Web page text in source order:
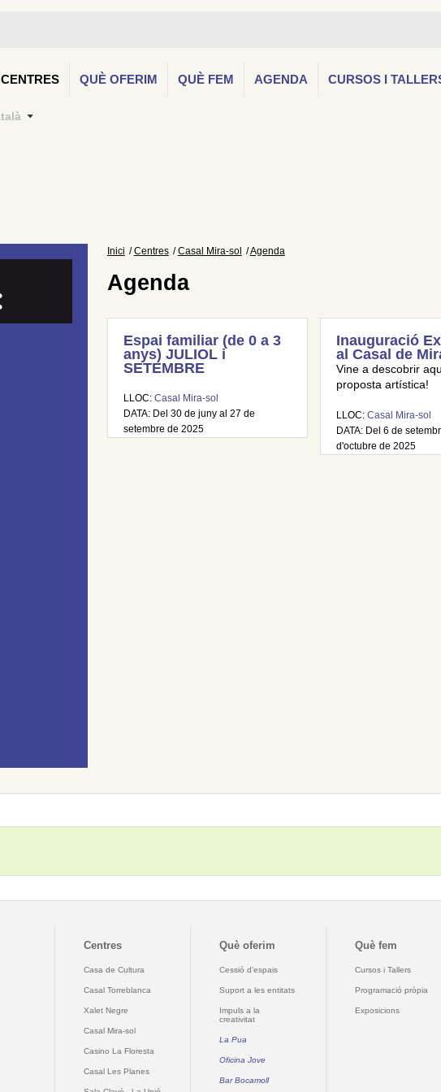
CENTRES QUÈ OFERIM QUÈ FEM AGENDA CURSOS I
Inici Centres Casal Mira-sol Agenda
Agenda
Espai familiar (de 0 a 3
anys) JULIOL i
SETEMBRE
LLOC: Casal Mira-sol
DATA: Del 30 de juny al 27 de
setembre de 2025
Inauguració
al Casal de
Vine a descobrir
proposta artística!
LLOC:Casal Mira-sol
DATA: Del 6 de
d'octubre de 2025
Centres
Casa de Cultura
Casal Torreblanca
Xalet Negre
Casal Mira-sol
Casino La Floresta
Casal Les Planes
Què oferim
Cessió d'espais
Suport a les entitats
Impuls a la
creativitat
La Pua
Oficina Jove
Bar Bocamoll
Què fem
Cursos i Tallers
Programació pròpia
Exposicions